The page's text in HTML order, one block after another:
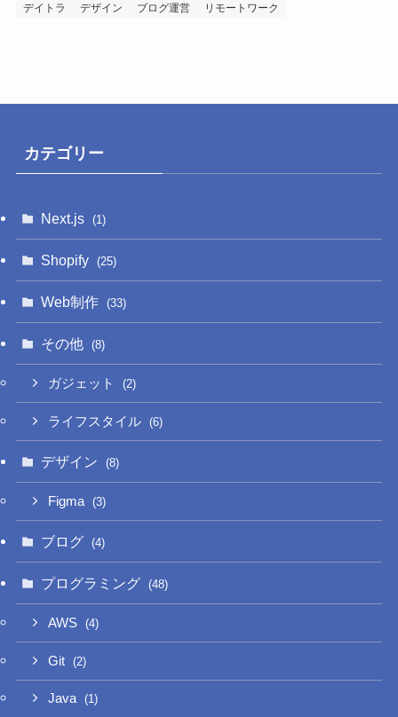
デイトラ
デザイン ブログ運営 リモートワーク
カテゴリー
Next.js (1)
Shopify (25)
Web制作 (33)
その他 (8)
ガジェット (2)
ライフスタイル (6)
デザイン (8)
Figma (3)
ブログ (4)
プログラミング (48)
AWS (4)
Git (2)
Java (1)